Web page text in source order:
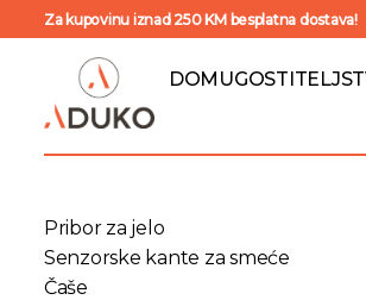
Za kupovinu iznad 250 KM besplatna dostava!
DOM
Pribor za jelo
Senzorske kante za smeće
Čaše